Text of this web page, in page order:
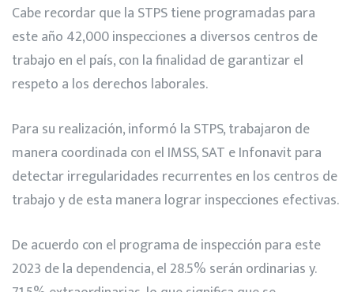
Cabe recordar que la STPS tiene programadas para
este año 42,000 inspecciones a diversos centros de
trabajo en el país, con la finalidad de garantizar el
respeto a los derechos laborales.
Para su realización, informó la STPS, trabajaron de
manera coordinada con el IMSS, SAT e Infonavit para
detectar irregularidades recurrentes en los centros de
trabajo y de esta manera lograr inspecciones efectivas.
De acuerdo con el programa de inspección para este
2023 de la dependencia, el 28.5% serán ordinarias y.